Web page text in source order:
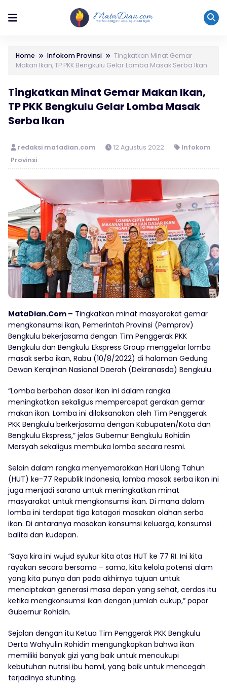
Home Infokom Provinsi
Tingkatkan Minat Gemar
Makan Ikan, TP PKK Bengkulu Gelar Lomba Masak Serba Ikan
Tingkatkan Minat Gemar Makan Ikan,
TP PKK Bengkulu Gelar Lomba Masak
Serba Ikan
redaksi matadian.com 12 Agustus 2022
Infokom
Provinsi
MataDian.Com – Tingkatkan minat masyarakat gemar
mengkonsumsi ikan, Pemerintah Provinsi (Pemprov)
Bengkulu bekerjasama dengan Tim Penggerak PKK
Bengkulu dan Bengkulu Ekspress Group menggelar lomba
masak serba ikan, Rabu (10/8/2022) di halaman Gedung
Dewan Kerajinan Nasional Daerah (Dekranasda) Bengkulu.
“Lomba berbahan dasar ikan ini dalam rangka
meningkatkan sekaligus mempercepat gerakan gemar
makan ikan. Lomba ini dilaksanakan oleh Tim Penggerak
PKK Bengkulu berkerjasama dengan Kabupaten/Kota dan
Bengkulu Ekspress,” jelas Gubernur Bengkulu Rohidin
Mersyah sekaligus membuka lomba secara resmi.
Selain dalam rangka menyemarakkan Hari Ulang Tahun
(HUT) ke-77 Republik Indonesia, lomba masak serba ikan ini
juga menjadi sarana untuk meningkatkan minat
masyarakat untuk mengkonsumsi ikan. Di mana dalam
lomba ini terdapat tiga katagori masakan olahan serba
ikan. Di antaranya masakan konsumsi keluarga, konsumsi
balita dan kudapan.
“Saya kira ini wujud syukur kita atas HUT ke 77 RI. Ini kita
rayakan secara bersama – sama, kita kelola potensi alam
yang kita punya dan pada akhirnya tujuan untuk
menciptakan generasi masa depan yang sehat, cerdas itu
ketika mengkonsumsi ikan dengan jumlah cukup,” papar
Gubernur Rohidin.
Sejalan dengan itu Ketua Tim Penggerak PKK Bengkulu
Derta Wahyulin Rohidin mengungkapkan bahwa ikan
memiliki banyak gizi yang baik untuk mencukupi
kebutuhan nutrisi ibu hamil, yang baik untuk mencegah
terjadinya stunting.